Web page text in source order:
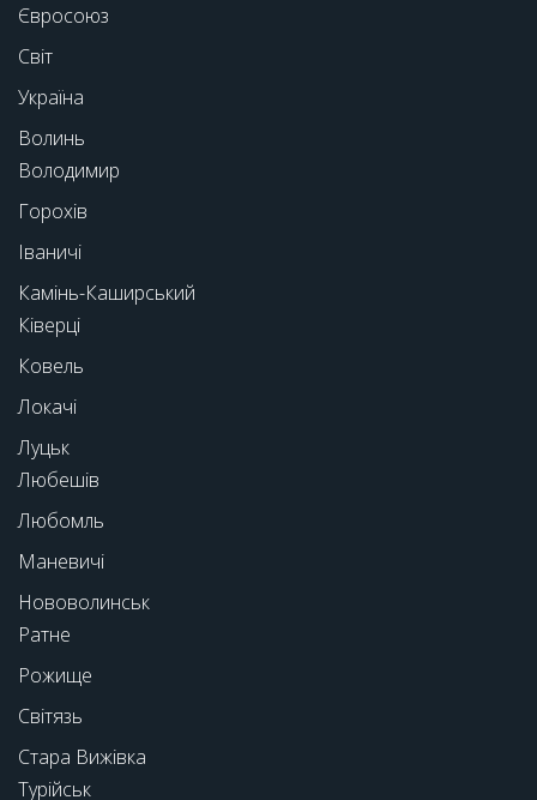
Євросоюз
Світ
Україна
Волинь
Володимир
Горохів
Іваничі
Камінь-Каширський
Ківерці
Ковель
Локачі
Луцьк
Любешів
Любомль
Маневичі
Нововолинськ
Ратне
Рожище
Світязь
Стара Вижівка
Турійськ